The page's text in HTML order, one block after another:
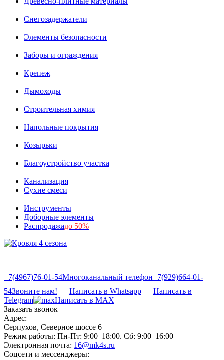
Снегозадержатели
Элементы безопасности
Заборы и ограждения
Крепеж
Дымоходы
Строительная химия
Напольные покрытия
Козырьки
Благоустройство участка
Канализация
Сухие смеси
Инструменты
Доборные элементы
Распродажадо 50%
+7(4967)76-01-54Многоканальный телефон+7(929)664-01-
54Звоните нам! Написать в Whatsapp
Написать в
Telegram
Написать в MAX
Заказать звонок
Адрес:
Серпухов, Северное шоссе 6
Режим работы: Пн-Пт: 9:00–18:00. Сб: 9:00–16:00
Электронная почта: 16@mk4s.ru
Соцсети и мессенджеры: